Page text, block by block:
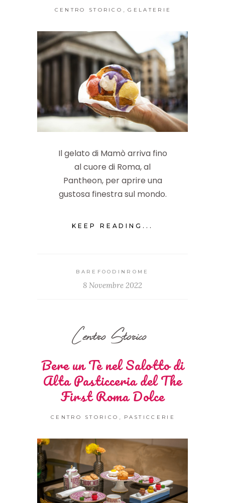
CENTRO STORICO GELATERIE
Il gelato di Mamò arriva fino
al cuore di Roma, al
Pantheon, per aprire una
gustosa finestra sul mondo.
KEEP READING...
BAREFOODINROME
8 Novembre 2022
Centro Storico
Bere un Tè nel Salotto di
Alta Pasticceria del The
First Roma Dolce
CENTRO STORICO PASTICCERIE